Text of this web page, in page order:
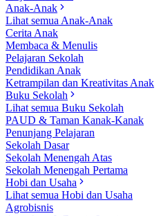
Anak-Anak
Lihat semua Anak-Anak
Cerita Anak
Membaca & Menulis
Pelajaran Sekolah
Pendidikan Anak
Ketrampilan dan Kreativitas Anak
Buku Sekolah
Lihat semua Buku Sekolah
PAUD & Taman Kanak-Kanak
Penunjang Pelajaran
Sekolah Dasar
Sekolah Menengah Atas
Sekolah Menengah Pertama
Hobi dan Usaha
Lihat semua Hobi dan Usaha
Agrobisnis